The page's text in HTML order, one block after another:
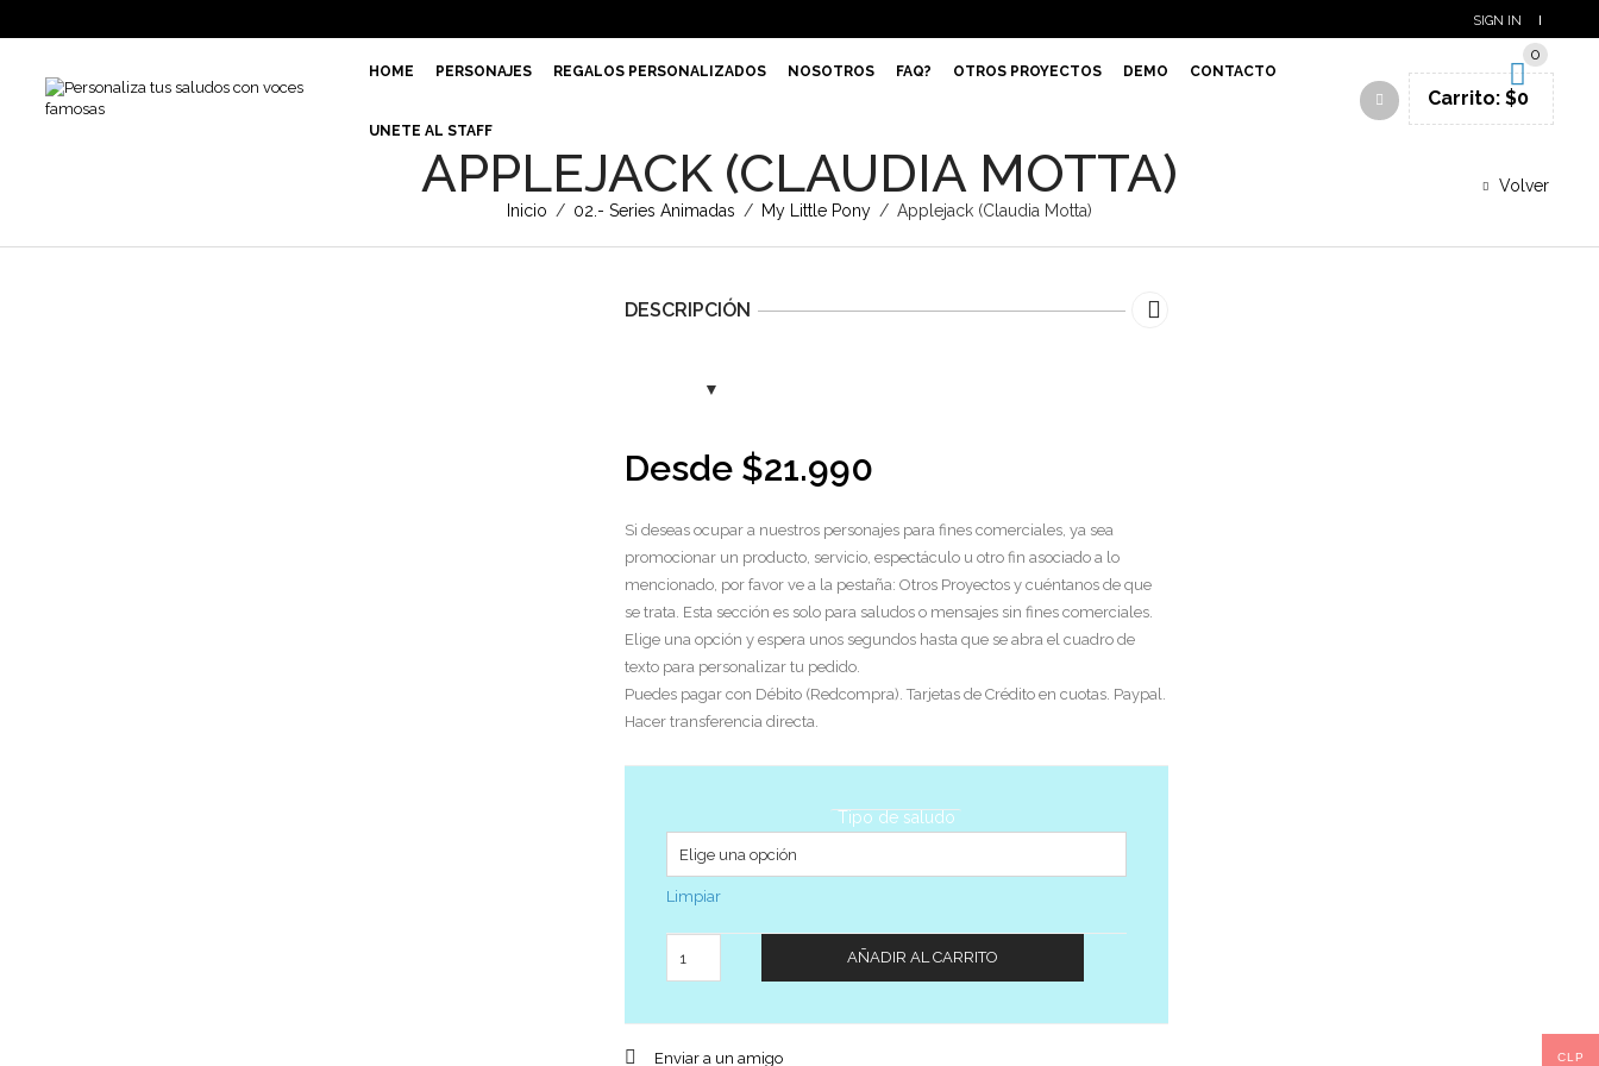
SIGN IN
HOME PERSONAJES REGALOS PERSONALIZADOS NOSOTROS FAQ? OTROS PROYECTOS DEMO CONTACTO
UNETE AL STAFF
0
Carrito: $0
APPLEJACK (CLAUDIA MOTTA)
Inicio / 02.- Series Animadas / My Little Pony / Applejack (Claudia Motta)
Volver
DESCRIPCIÓN
Desde $21.990
Si deseas ocupar a nuestros personajes para fines comerciales, ya sea
promocionar un producto, servicio, espectáculo u otro fin asociado a lo
mencionado, por favor ve a la pestaña: Otros Proyectos y cuéntanos de que
se trata. Esta sección es solo para saludos o mensajes sin fines comerciales.
Elige una opción y espera unos segundos hasta que se abra el cuadro de
texto para personalizar tu pedido.
Puedes pagar con Débito (Redcompra). Tarjetas de Crédito en cuotas. Paypal.
Hacer transferencia directa.
Tipo de saludo
Limpiar
AÑADIR AL CARRITO
Enviar a un amigo CLP